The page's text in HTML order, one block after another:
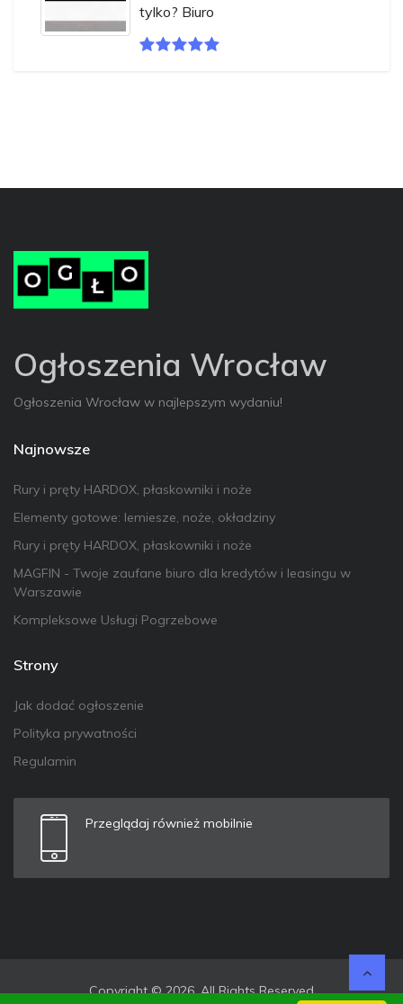
tylko? Biuro
Ogłoszenia Wrocław
Ogłoszenia Wrocław w najlepszym wydaniu!
Najnowsze
Rury i pręty HARDOX, płaskowniki i noże
Elementy gotowe: lemiesze, noże, okładziny
Rury i pręty HARDOX, płaskowniki i noże
MAGFIN - Twoje zaufane biuro dla kredytów i leasingu w
Warszawie
Kompleksowe Usługi Pogrzebowe
Strony
Jak dodać ogłoszenie
Polityka prywatności
Regulamin
Przeglądaj również mobilnie
Copyright © 2026. All Rights Reserved